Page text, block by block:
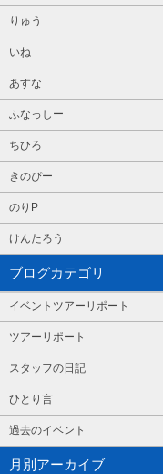
りゅう
いね
あすな
ふなっしー
ちひろ
きのぴー
のりP
けんたろう
ブログカテゴリ
イベントツアーリポート
ツアーリポート
スタッフの日記
ひとり言
過去のイベント
月別アーカイブ